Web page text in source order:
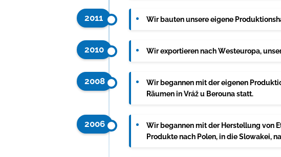
2011 Wir bauten unsere eigene
2010 Wir exportieren nach Westeuropa,
2008
Wir begannen mit der eigenen
Räumen in Vráž u Berouna statt.
2006
Wir begannen mit der Herstellung von
Produkte nach Polen, in die Slowakei,